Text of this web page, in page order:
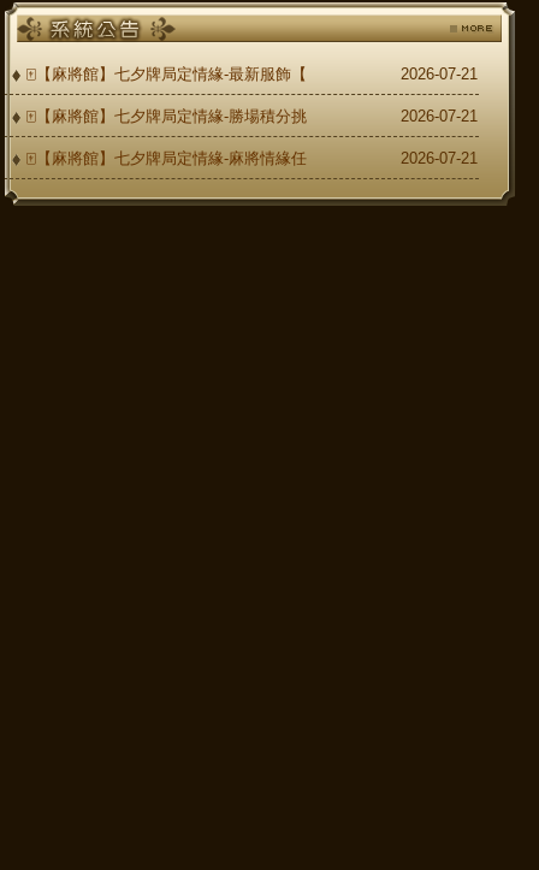
🀄【麻將館】七夕牌局定情緣-最新服飾【 2026-07-21
🀄【麻將館】七夕牌局定情緣-勝場積分挑 2026-07-21
🀄【麻將館】七夕牌局定情緣-麻將情緣任 2026-07-21